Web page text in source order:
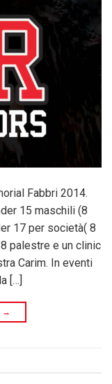
Fabbri 2014.
15 maschili (8
17 per società( 8
palestre e un clinic
Carim. In eventi
[…]
→